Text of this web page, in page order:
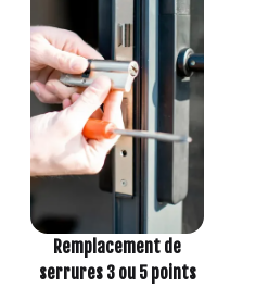
Remplacement de
serrures 3 ou 5 points